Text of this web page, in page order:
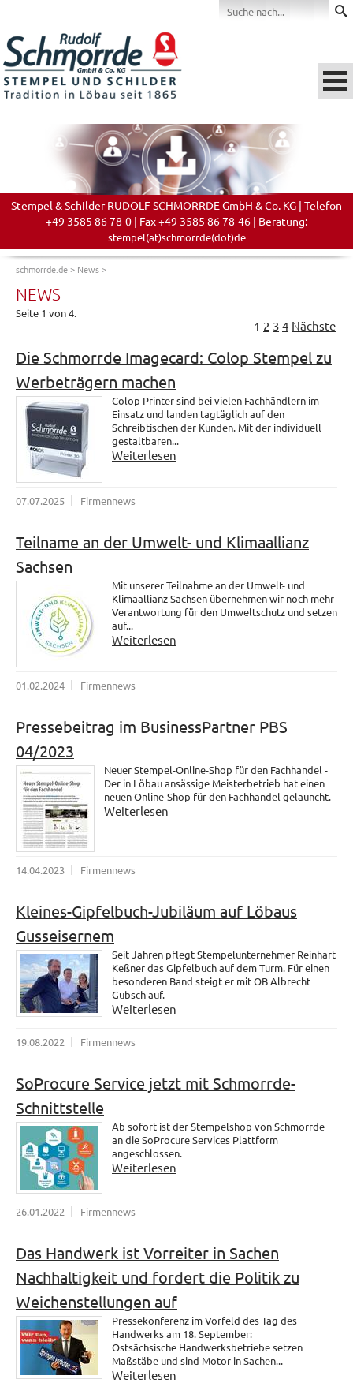
Stempel & Schilder RUDOLF SCHMORRDE GmbH & Co. KG | Telefon
+49 3585 86 78-0 | Fax +49 3585 86 78-46 | Beratung:
stempel(at)schmorrde(dot)de
schmorrde.de> News>
NEWS
Seite 1 von 4.
1 2 3 4 Nächste
Die Schmorrde Imagecard: Colop Stempel zu
Werbeträgern machen
Colop Printer sind bei vielen Fachhändlern im
Einsatz und landen tagtäglich auf den
Schreibtischen der Kunden. Mit der individuell
gestaltbaren...
Weiterlesen
07.07.2025 Firmennews
Teilname an der Umwelt- und Klimaallianz
Sachsen
Mit unserer Teilnahme an der Umwelt- und
Klimaallianz Sachsen übernehmen wir noch mehr
Verantwortung für den Umweltschutz und setzen
auf...
Weiterlesen
01.02.2024 Firmennews
Pressebeitrag im BusinessPartner PBS
04/2023
Neuer Stempel-Online-Shop für den Fachhandel -
Der in Löbau ansässige Meisterbetrieb hat einen
neuen Online-Shop für den Fachhandel gelauncht.
Weiterlesen
14.04.2023 Firmennews
Kleines-Gipfelbuch-Jubiläum auf Löbaus
Gusseisernem
Seit Jahren pflegt Stempelunternehmer Reinhart
Keßner das Gipfelbuch auf dem Turm. Für einen
besonderen Band steigt er mit OB Albrecht
Gubsch auf.
Weiterlesen
19.08.2022 Firmennews
SoProcure Service jetzt mit Schmorrde-
Schnittstelle
Ab sofort ist der Stempelshop von Schmorrde
an die SoProcure Services Plattform
angeschlossen.
Weiterlesen
26.01.2022 Firmennews
Das Handwerk ist Vorreiter in Sachen
Nachhaltigkeit und fordert die Politik zu
Weichenstellungen auf
Pressekonferenz im Vorfeld des Tag des
Handwerks am 18. September:
Ostsächsische Handwerksbetriebe setzen
Maßstäbe und sind Motor in Sachen...
Weiterlesen